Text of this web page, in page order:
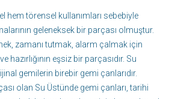
hem törensel kullanımları sebebiyle
geleneksek bir parçası olmuştur.
zamanı tutmak, alarm çalmak için
hazırlığının eşsiz bir parçasıdır. Su
gemilerin birebir gemi çanlarıdır.
olan Su Üstünde gemi çanları, tarihi